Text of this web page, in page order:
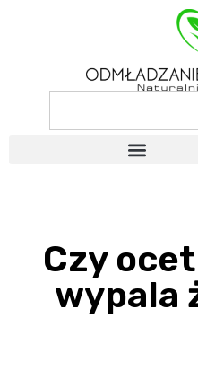
Czy
wypala